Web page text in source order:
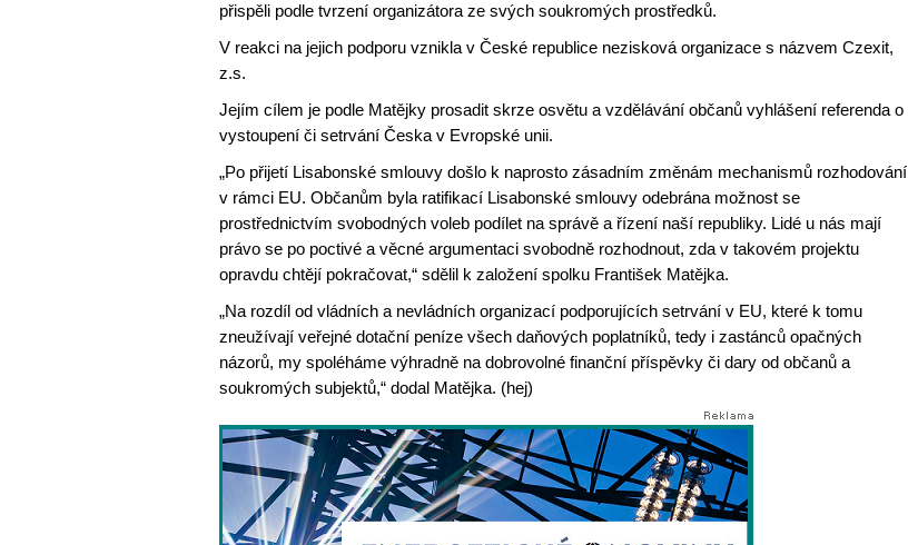
přispěli podle tvrzení organizátora ze svých soukromých prostředků.
V reakci na jejich podporu vznikla v České republice nezisková organizace s názvem Czexit,
z.s.
Jejím cílem je podle Matějky prosadit skrze osvětu a vzdělávání občanů vyhlášení referenda o
vystoupení či setrvání Česka v Evropské unii.
„Po přijetí Lisabonské smlouvy došlo k naprosto zásadním změnám mechanismů rozhodování
v rámci EU. Občanům byla ratifikací Lisabonské smlouvy odebrána možnost se
prostřednictvím svobodných voleb podílet na správě a řízení naší republiky. Lidé u nás mají
právo se po poctivé a věcné argumentaci svobodně rozhodnout, zda v takovém projektu
opravdu chtějí pokračovat,“ sdělil k založení spolku František Matějka.
„Na rozdíl od vládních a nevládních organizací podporujících setrvání v EU, které k tomu
zneužívají veřejné dotační peníze všech daňových poplatníků, tedy i zastánců opačných
názorů, my spoléháme výhradně na dobrovolné finanční příspěvky či dary od občanů a
soukromých subjektů,“ dodal Matějka. (hej)